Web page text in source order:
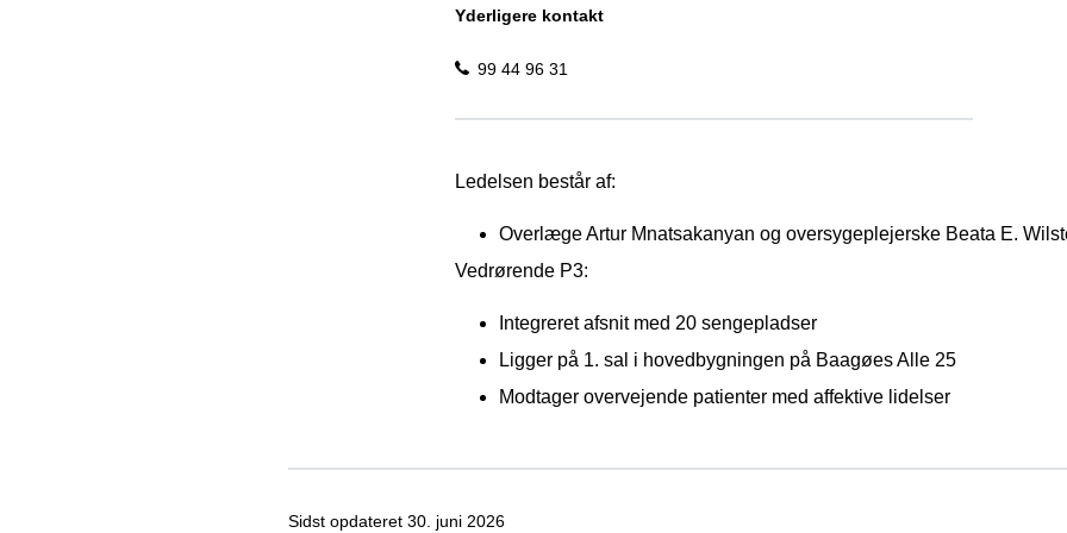
Yderligere kontakt
99 44 96 31
Ledelsen består af:
Overlæge Artur Mnatsakanyan og oversygeplejerske Beata E.
Vedrørende P3:
Integreret afsnit med 20 sengepladser
Ligger på 1. sal i hovedbygningen på Baagøes Alle 25
Modtager overvejende patienter med affektive lidelser
Sidst opdateret 30. juni 2026